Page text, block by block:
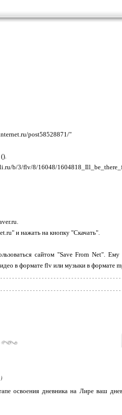
post58528871/"
b/3/flv/8/16048/
и нажать на кнопку "Скачать".
сайтом "Save From Net".
в формате flv или музыки в формате
)
освоения дневника на Лире ваш